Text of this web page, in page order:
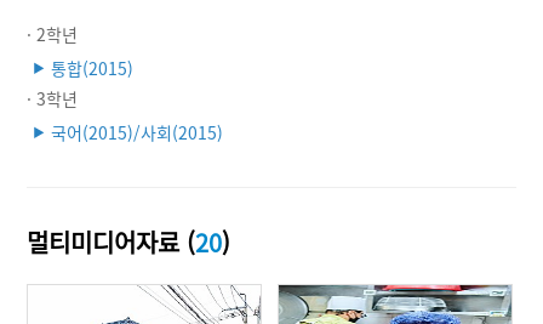
· 2학년
▶ 통합(2015)
· 3학년
▶ 국어(2015)/사회(2015)
멀티미디어자료 (20)